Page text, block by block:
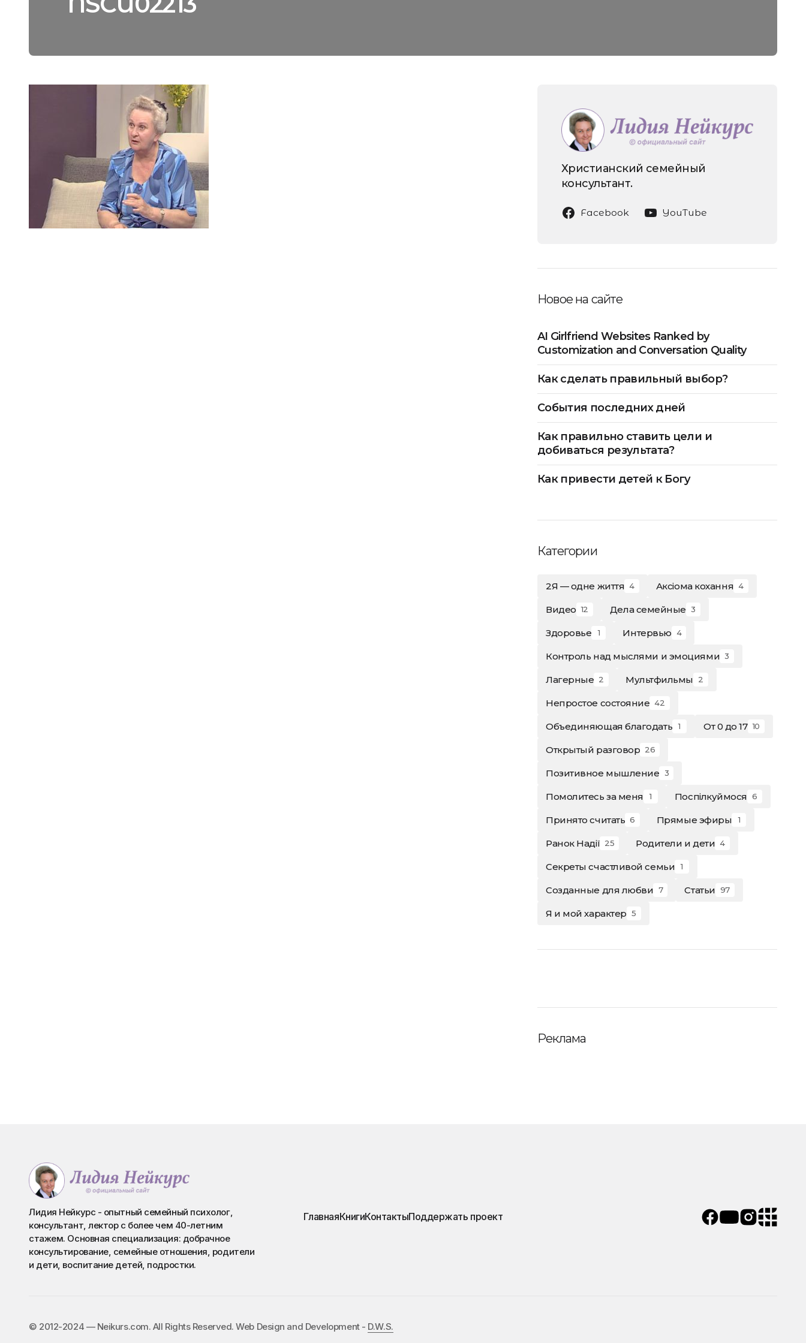
Христианский семейный
консультант.
Facebook YouTube
Новое на сайте
AI Girlfriend Websites Ranked by
Customization and Conversation Quality
Как сделать правильный выбор?
События последних дней
Как правильно ставить цели и
добиваться результата?
Как привести детей к Богу
Категории
2Я — одне життя 4 Аксіома кохання 4
Видео 12 Дела семейные 3
Здоровье 1 Интервью 4
Контроль над мыслями и эмоциями 3
Лагерные 2 Мультфильмы 2
Непростое состояние 42
Объединяющая благодать 1 От 0 до 17 10
Открытый разговор 26
Позитивное мышление 3
Помолитесь за меня 1 Поспілкуймося 6
Принято считать 6 Прямые эфиры 1
Ранок Надії 25 Родители и дети 4
Секреты счастливой семьи 1
Созданные для любви 7 Статьи 97
Я и мой характер 5
Реклама
Лидия Нейкурс - опытный семейный психолог,
консультант, лектор с более чем 40-летним
стажем. Основная специализация: добрачное
консультирование, семейные отношения, родители
и дети, воспитание детей, подростки.
ГлавнаяКнигиКонтактыПоддержать проект
©️ 2012-2024 — Neikurs.com. All Rights Reserved. Web Design and Development - D.W.S.